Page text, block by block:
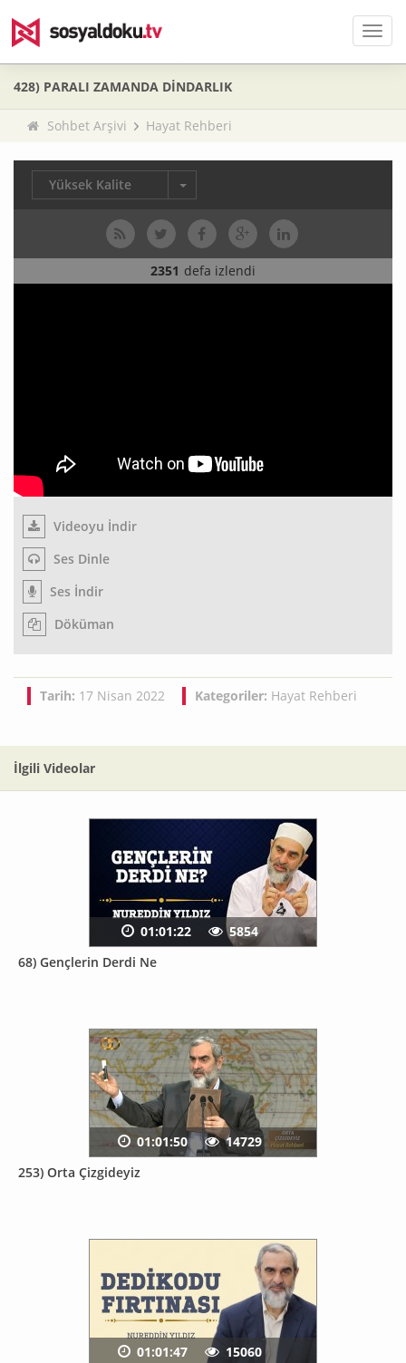
Menü
428) PARALI ZAMANDA DİNDARLIK
Sohbet Arşivi Hayat Rehberi
Yüksek Kalite
2351 defa izlendi
Videoyu İndir
Ses Dinle
Ses İndir
Döküman
Tarih: 17 Nisan 2022 Kategoriler: Hayat Rehberi
İlgili Videolar
68) Gençlerin Derdi Ne
01:01:22 5854
253) Orta Çizgideyiz
01:01:50 14729
01:01:47 15060